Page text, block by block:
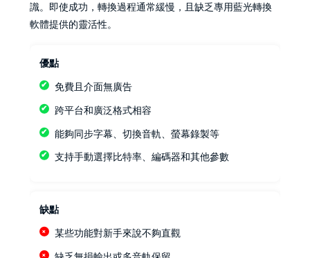
識。即使成功，轉換過程通常緩慢，且缺乏專用藍光轉換
軟體提供的靈活性。
優點
免費且介面無廣告
跨平台和廣泛格式相容
能夠同步字幕、切換音軌、螢幕錄製等
支持手動選擇比特率、編碼器和其他參數
缺點
某些功能對新手來說不夠直觀